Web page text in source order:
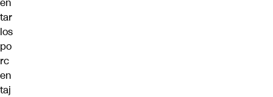
tar
los
po
rc
en
taj